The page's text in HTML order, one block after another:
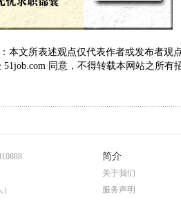
本文所表述观点仅代表作者或发布者观
51job.com 同意，不得转载本网站之所有
简介
关于我们
服务声明